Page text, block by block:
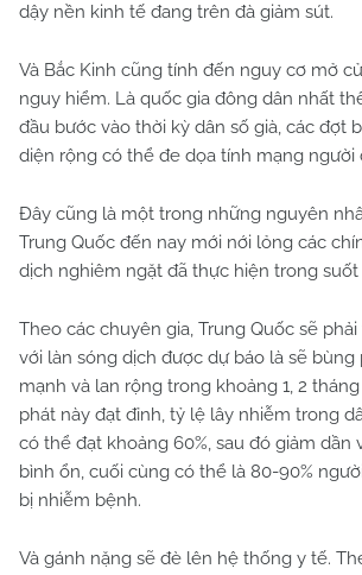
dậy nền kinh tế đang trên đà giảm sút.
Và Bắc Kinh cũng tính đến nguy cơ mở
nguy hiểm. Là quốc gia đông dân nhất
đầu bước vào thời kỳ dân số già, các đợt
diện rộng có thể đe dọa tính mạng người
Đây cũng là một trong những nguyên
Trung Quốc đến nay mới nới lỏng các
dịch nghiêm ngặt đã thực hiện trong suốt
Theo các chuyên gia, Trung Quốc sẽ
với làn sóng dịch được dự báo là sẽ bùng
mạnh và lan rộng trong khoảng 1, 2
phát này đạt đỉnh, tỷ lệ lây nhiễm trong
có thể đạt khoảng 60%, sau đó giảm dần
bình ổn, cuối cùng có thể là 80-90%
bị nhiễm bệnh.
Và gánh nặng sẽ đè lên hệ thống y tế.